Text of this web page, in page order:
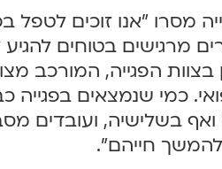
מסרו "אנו זוכים לטפל
מרגישים בטוחים להגיע
הפגייה, המורכב
כמי שנמצאים בפגייה
בשלישיה, ועובדים
חייהם".